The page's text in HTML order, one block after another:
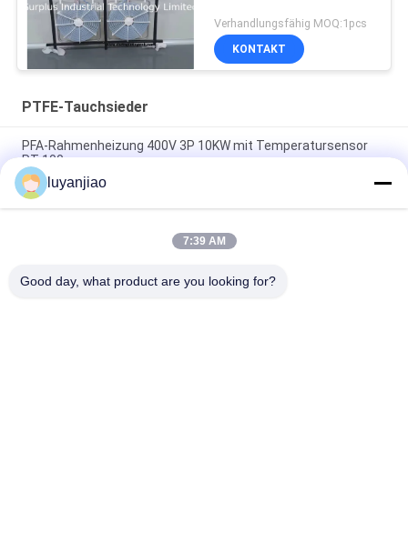
Verhandlungsfähig MOQ:1pcs
KONTAKT
PTFE-Tauchsieder
PFA-Rahmenheizung 400V 3P 10KW mit Temperatursensor
PT-100
230V einphasiges 1.5KW 190x190x40mm PFA/PTFE-
Immersion Heater With PT100
Sechs Element Fluoropolymer-elektrischer Immersions-
luyanjiao
7:39 AM
Good day, what product are you looking for?